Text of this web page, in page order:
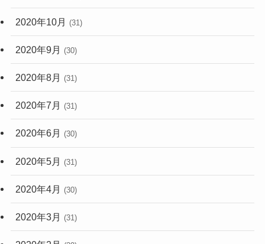
2020年10月 (31)
2020年9月 (30)
2020年8月 (31)
2020年7月 (31)
2020年6月 (30)
2020年5月 (31)
2020年4月 (30)
2020年3月 (31)